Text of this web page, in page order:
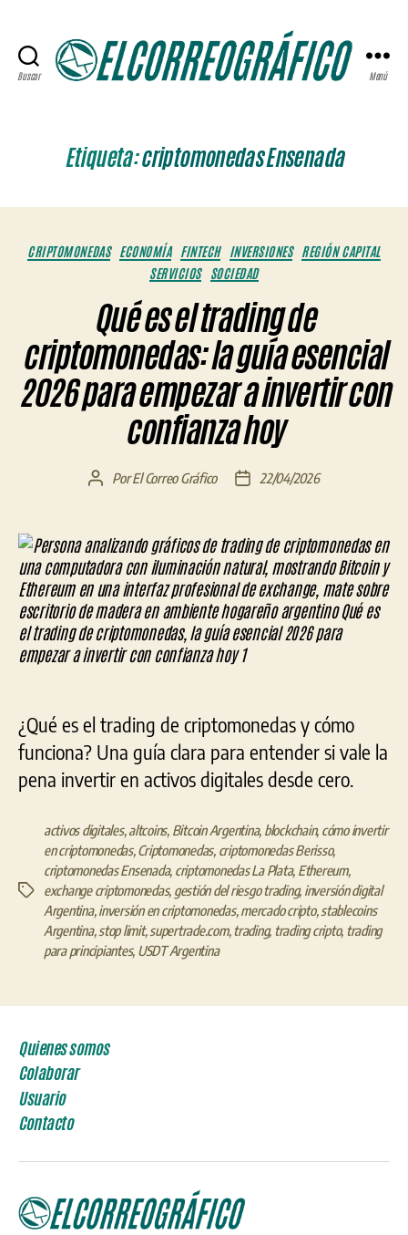
Buscar Menú
Etiqueta:criptomonedas Ensenada
Categorías
CRIPTOMONEDAS ECONOMÍA FINTECH INVERSIONES REGIÓN CAPITAL
SERVICIOS
SOCIEDAD
Qué es el trading de
criptomonedas: la guía esencial
2026 para empezar a invertir con
confianza hoy
Autor
entrada
PorEl Correo Gráfico
Fecha
entrada
22/04/2026
¿Qué es el trading de criptomonedas y cómo
funciona? Una guía clara para entender si vale la
pena invertir en activos digitales desde cero.
Etiquetas
activos digitales,altcoins, Bitcoin Argentina, blockchain, cómo invertir
en criptomonedas,Criptomonedas, criptomonedas Berisso,
criptomonedas Ensenada, criptomonedas La Plata, Ethereum,
exchange criptomonedas, gestión del riesgo trading, inversión digital
Argentina,inversión en criptomonedas,mercado cripto,stablecoins
Argentina,stop limit,supertrade.com,trading, trading cripto, trading
para principiantes, USDT Argentina
Quienes somos
Colaborar
Usuario
Contacto